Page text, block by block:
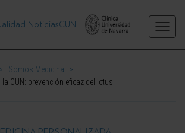
> Somos Medicina
>
la CUN: prevención eficaz del ictus